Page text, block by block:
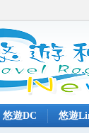
悠遊DC 悠遊